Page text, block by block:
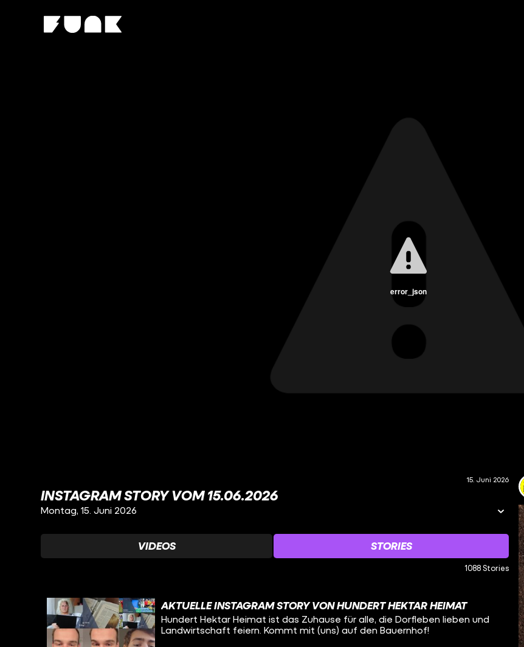
error_json
15. Juni 2026
INSTAGRAM STORY VOM 15.06.2026
Montag, 15. Juni 2026
VIDEOS STORIES
1088 Stories
AKTUELLE INSTAGRAM STORY VON HUNDERT HEKTAR HEIMAT
Hundert Hektar Heimat ist das Zuhause für alle, die Dorfleben lieben und
Landwirtschaft feiern. Kommt mit (uns) auf den Bauernhof!